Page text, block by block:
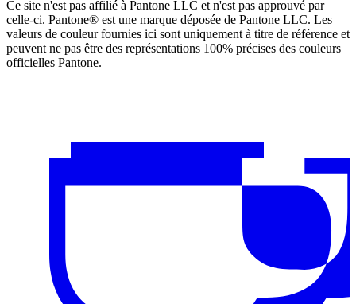
Ce site n'est pas affilié à Pantone LLC et n'est pas approuvé par
celle-ci. Pantone® est une marque déposée de Pantone LLC. Les
valeurs de couleur fournies ici sont uniquement à titre de référence et
peuvent ne pas être des représentations 100% précises des couleurs
officielles Pantone.